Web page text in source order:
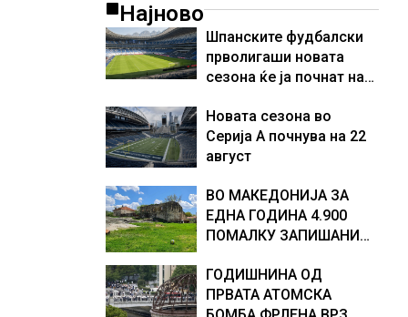
Најново
Шпанските фудбалски
прволигаши новата
сезона ќе ја почнат на
Новата сезона во
Серија А почнува на 22
август
ВО МАКЕДОНИЈА ЗА
ЕДНА ГОДИНА 4.900
ПОМАЛКУ ЗАПИШАНИ
ГОДИШНИНА ОД
ПРВАТА АТОМСКА